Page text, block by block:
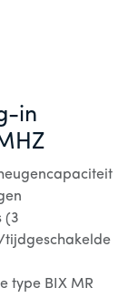
in
(3
tijdgeschakelde
type BIX MR